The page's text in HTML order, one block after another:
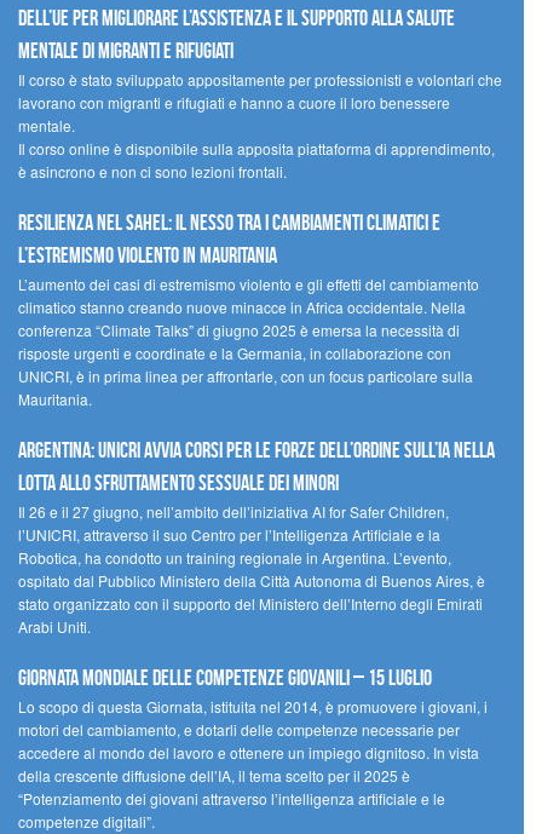
dell’UE per migliorare l’assistenza e il supporto alla salute
mentale di migranti e rifugiati
Il corso è stato sviluppato appositamente per professionisti e volontari che
lavorano con migranti e rifugiati e hanno a cuore il loro benessere
mentale.
Il corso online è disponibile sulla apposita piattaforma di apprendimento,
è asincrono e non ci sono lezioni frontali.
Resilienza nel Sahel: il nesso tra i cambiamenti climatici e
l’estremismo violento in Mauritania
L’aumento dei casi di estremismo violento e gli effetti del cambiamento
climatico stanno creando nuove minacce in Africa occidentale. Nella
conferenza “Climate Talks” di giugno 2025 è emersa la necessità di
risposte urgenti e coordinate e la Germania, in collaborazione con
UNICRI, è in prima linea per affrontarle, con un focus particolare sulla
Mauritania.
Argentina: UNICRI avvia corsi per le forze dell’ordine sull’IA nella
lotta allo sfruttamento sessuale dei minori
Il 26 e il 27 giugno, nell’ambito dell’iniziativa AI for Safer Children,
l’UNICRI, attraverso il suo Centro per l’Intelligenza Artificiale e la
Robotica, ha condotto un training regionale in Argentina. L’evento,
ospitato dal Pubblico Ministero della Città Autonoma di Buenos Aires, è
stato organizzato con il supporto del Ministero dell’Interno degli Emirati
Arabi Uniti.
Giornata Mondiale delle Competenze Giovanili – 15 luglio
Lo scopo di questa Giornata, istituita nel 2014, è promuovere i giovani, i
motori del cambiamento, e dotarli delle competenze necessarie per
accedere al mondo del lavoro e ottenere un impiego dignitoso. In vista
della crescente diffusione dell’IA, il tema scelto per il 2025 è
“Potenziamento dei giovani attraverso l’intelligenza artificiale e le
competenze digitali”.